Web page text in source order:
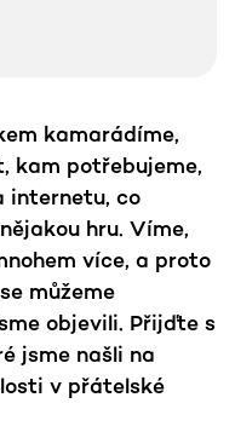
kamarádíme,
kam potřebujeme,
internetu, co
hru. Víme,
více, a proto
můžeme
objevili. Přijďte s
jsme našli na
v přátelské